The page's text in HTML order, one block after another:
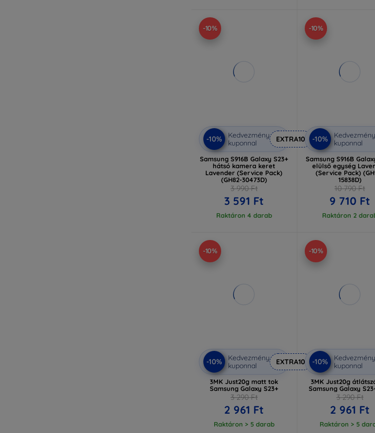
-10%
-10%
Kedvezmény
kuponnal
EXTRA10
Samsung S916B Galaxy S23+
hátsó kamera keret
Lavender (Service Pack)
(GH82-30473D)
3 990 Ft
3 591 Ft
Raktáron 4 darab
-10%
-10%
Kedvezmény
kuponnal
Samsung S916B
elülső egység
(Service Pack)
15838D)
10 790 Ft
9 710 Ft
Raktáron 2
-10%
-10%
Kedvezmény
kuponnal
EXTRA10
3MK Just20g matt tok
Samsung Galaxy S23+
3 290 Ft
2 961 Ft
Raktáron > 5 darab
-10%
-10%
Kedvezmény
kuponnal
3MK Just20g
Samsung Galaxy
3 290 Ft
2 961 Ft
Raktáron > 5